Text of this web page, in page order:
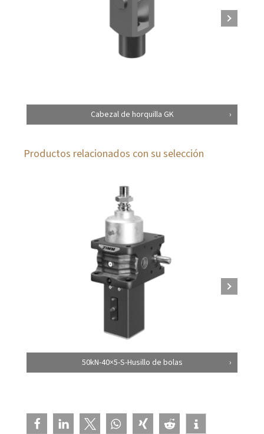
Cabezal de horquilla GK
Productos relacionados con su selección
50kN-40×5-S-Husillo de bolas